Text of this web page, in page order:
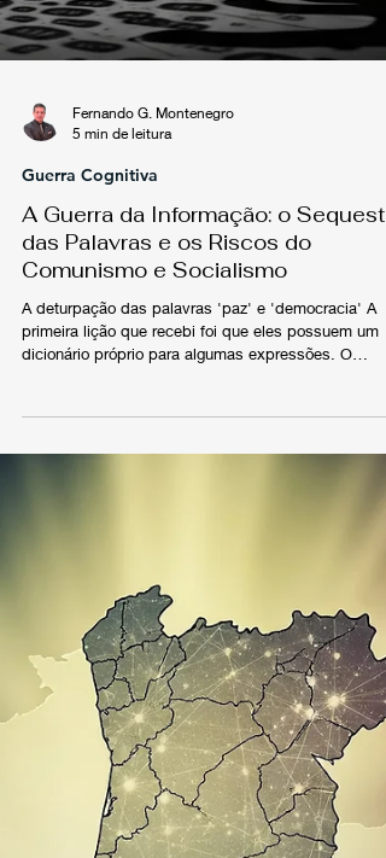
Fernando G. Montenegro
5 min de leitura
A Guerra da Informação: o
das Palavras e os Riscos do
A deturpação das palavras 'paz' e 'democracia' A